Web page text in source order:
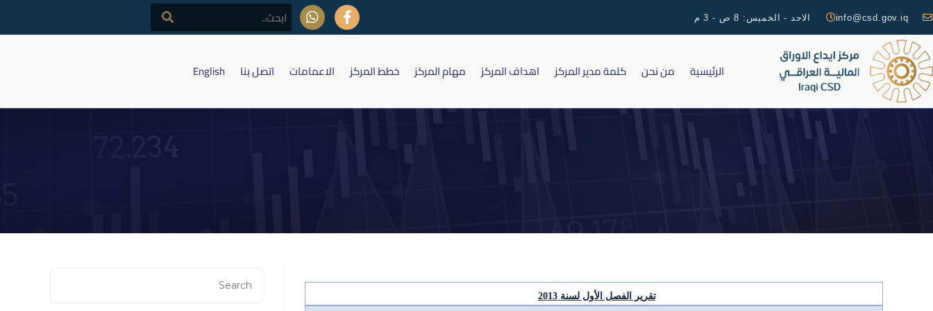
info@csd.gov.iq الاحد - الخميس: 8 ص - 3 م
الرئيسية من نحن كلمة مدير المركز اهداف المركز مهام المركز خطط المركز الاعمامات اتصل بنا English
تقرير الفصل الأول لسنة 2013